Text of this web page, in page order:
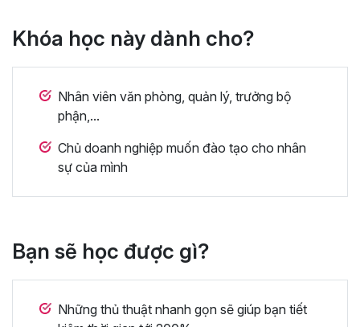
Khóa học này dành cho?
Nhân viên văn phòng, quản lý, trưởng bộ
phận,...
Chủ doanh nghiệp muốn đào tạo cho nhân
sự của mình
Bạn sẽ học được gì?
Những thủ thuật nhanh gọn sẽ giúp bạn tiết